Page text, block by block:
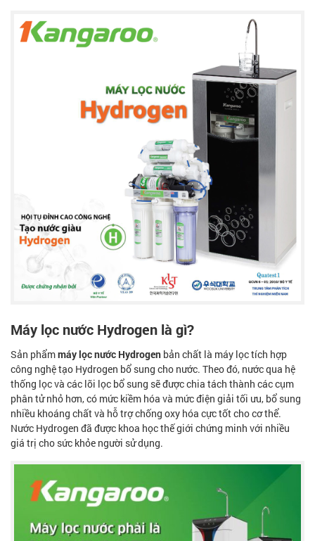
Máy lọc nước Hydrogen là gì?
Sản phẩmmáy lọc nước Hydrogen bản chất là máy lọc tích hợp
công nghệ tạo Hydrogen bổ sung cho nước. Theo đó, nước qua hệ
thống lọc và các lõi lọc bổ sung sẽ được chia tách thành các cụm
phân tử nhỏ hơn, có mức kiềm hóa và mức điện giải tối ưu, bổ sung
nhiều khoáng chất và hỗ trợ chống oxy hóa cực tốt cho cơ thể.
Nước Hydrogen đã được khoa học thế giới chứng minh với nhiều
giá trị cho sức khỏe người sử dụng.